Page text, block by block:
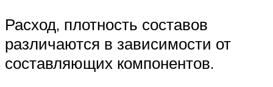
Расход, плотность составов
различаются в зависимости от
составляющих компонентов.